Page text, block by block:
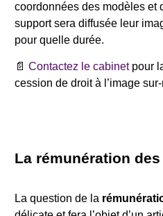
coordonnées des modèles et
support sera diffusée leur
pour quelle durée.
📄 Contactez le cabinetpour
cession de droit à l’image
La rémunération
La question de la